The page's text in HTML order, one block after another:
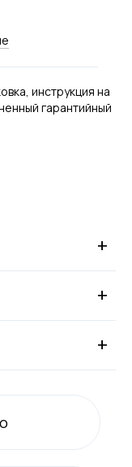
инструкция на
гарантийный
+
+
+